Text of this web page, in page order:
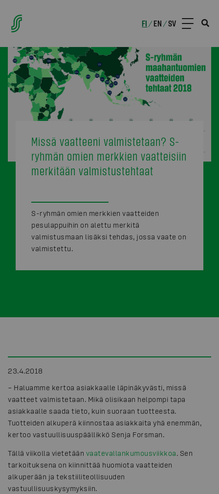
FI /EN /SV
Missä vaatteeni valmistetaan? S-
ryhmän omien merkkien vaatteisiin
merkitään valmistustehtaat
S-ryhmän omien merkkien vaatteiden
pesulappuihin on alettu merkitä
valmistusmaan lisäksi tehdas, jossa vaate on
valmistettu.
23.4.2018
– Haluamme kertoa asiakkaalle läpinäkyvästi, missä
vaatteet valmistetaan. Mikä olisikaan helpompi tapa
asiakkaalle saada tieto, kuin suoraan tuotteesta.
Tuotteiden alkuperä kiinnostaa asiakkaita yhä enemmän,
kertoo vastuullisuuspäällikkö Senja Forsman.
Tällä viikolla vietetään vaatevallankumousviikkoa. Sen
tarkoituksena on kiinnittää huomiota vaatteiden
alkuperään ja tekstiiliteollisuuden
vastuullisuuskysymyksiin.